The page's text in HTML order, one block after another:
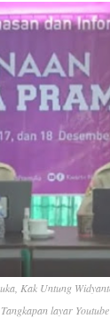
Kak Untung
layar